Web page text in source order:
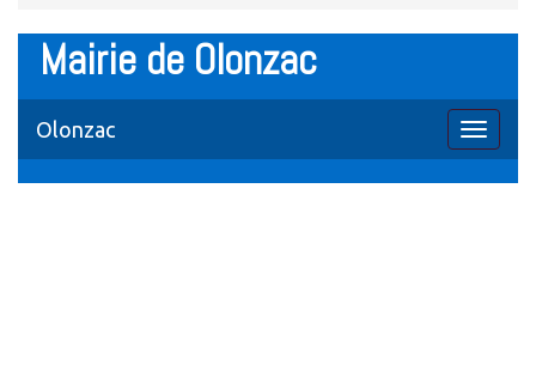
Mairie de Olonzac
Toggle
Olonzac